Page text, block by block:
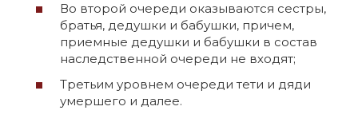
Во второй очереди оказываются сестры,
братья, дедушки и бабушки, причем,
приемные дедушки и бабушки в состав
наследственной очереди не входят;
Третьим уровнем очереди тети и дяди
умершего и далее.